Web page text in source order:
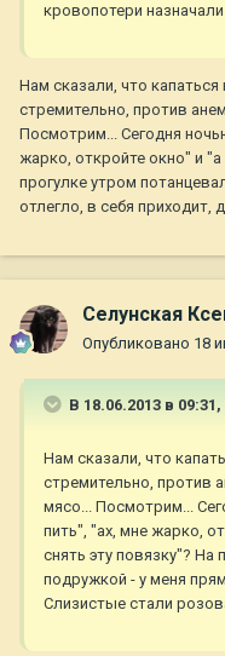
кровопотери
Нам сказали, что
стремительно, против
Посмотрим... Сегодня
жарко, откройте окно" и "а
прогулке утром
отлегло, в себя
Селунская
Опубликовано 18
В 18.06.2013 в
Нам сказали, что
стремительно, против
мясо... Посмотрим...
пить", "ах, мне жарко,
снять эту повязку"? На
подружкой - у меня
Слизистые стали